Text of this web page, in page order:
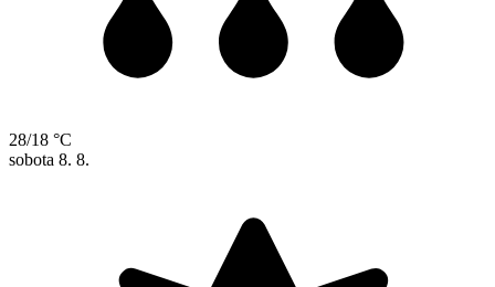
28/18 °C
sobota 8. 8.